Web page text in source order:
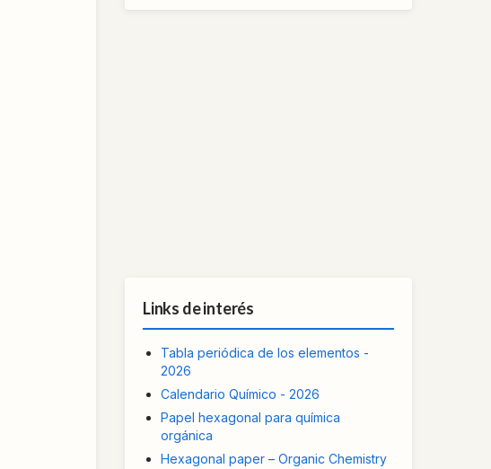
Links de interés
Tabla periódica de los elementos -
2026
Calendario Químico - 2026
Papel hexagonal para química
orgánica
Hexagonal paper – Organic Chemistry